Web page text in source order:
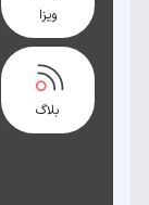
ویزا
بلاگ